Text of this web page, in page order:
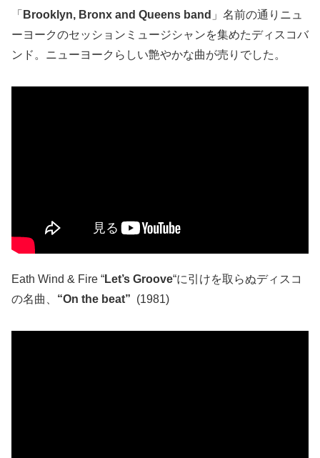
「 Brooklyn, Bronx and Queens band 」名前の通りニュ
ーヨークのセッションミュージシャンを集めたディスコバ
ンド。ニューヨークらしい艶やかな曲が売りでした。
Eath Wind & Fire “Let’s Groove“に引けを取らぬディスコ
の名曲、 “On the beat” (1981)